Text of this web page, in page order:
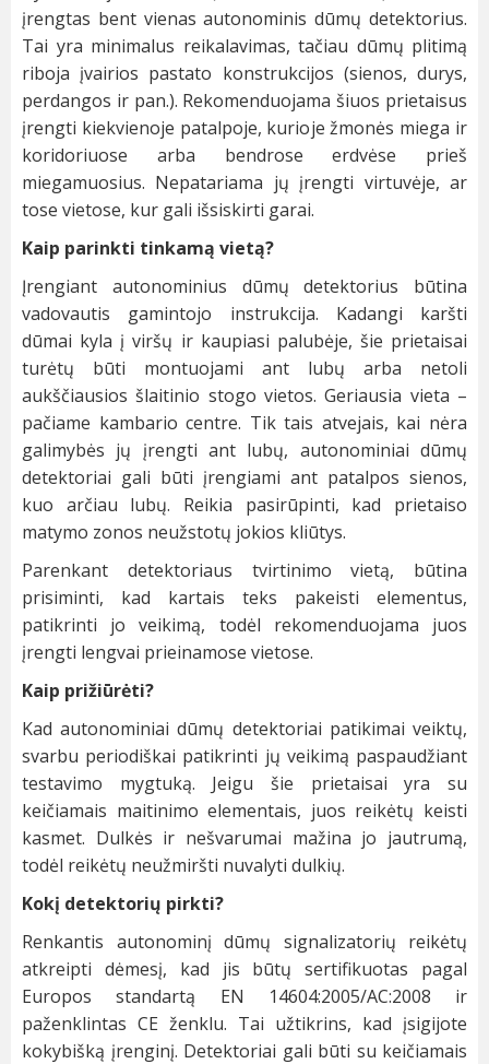
įrengtas bent vienas autonominis dūmų detektorius.
Tai yra minimalus reikalavimas, tačiau dūmų plitimą
riboja įvairios pastato konstrukcijos (sienos, durys,
perdangos ir pan.). Rekomenduojama šiuos prietaisus
įrengti kiekvienoje patalpoje, kurioje žmonės miega ir
koridoriuose arba bendrose erdvėse prieš
miegamuosius. Nepatariama jų įrengti virtuvėje, ar
tose vietose, kur gali išsiskirti garai.
Kaip parinkti tinkamą vietą?
Įrengiant autonominius dūmų detektorius būtina
vadovautis gamintojo instrukcija. Kadangi karšti
dūmai kyla į viršų ir kaupiasi palubėje, šie prietaisai
turėtų būti montuojami ant lubų arba netoli
aukščiausios šlaitinio stogo vietos. Geriausia vieta –
pačiame kambario centre. Tik tais atvejais, kai nėra
galimybės jų įrengti ant lubų, autonominiai dūmų
detektoriai gali būti įrengiami ant patalpos sienos,
kuo arčiau lubų. Reikia pasirūpinti, kad prietaiso
matymo zonos neužstotų jokios kliūtys.
Parenkant detektoriaus tvirtinimo vietą, būtina
prisiminti, kad kartais teks pakeisti elementus,
patikrinti jo veikimą, todėl rekomenduojama juos
įrengti lengvai prieinamose vietose.
Kaip prižiūrėti?
Kad autonominiai dūmų detektoriai patikimai veiktų,
svarbu periodiškai patikrinti jų veikimą paspaudžiant
testavimo mygtuką. Jeigu šie prietaisai yra su
keičiamais maitinimo elementais, juos reikėtų keisti
kasmet. Dulkės ir nešvarumai mažina jo jautrumą,
todėl reikėtų neužmiršti nuvalyti dulkių.
Kokį detektorių pirkti?
Renkantis autonominį dūmų signalizatorių reikėtų
atkreipti dėmesį, kad jis būtų sertifikuotas pagal
Europos standartą EN 14604:2005/AC:2008 ir
paženklintas CE ženklu. Tai užtikrins, kad įsigijote
kokybišką įrenginį. Detektoriai gali būti su keičiamais